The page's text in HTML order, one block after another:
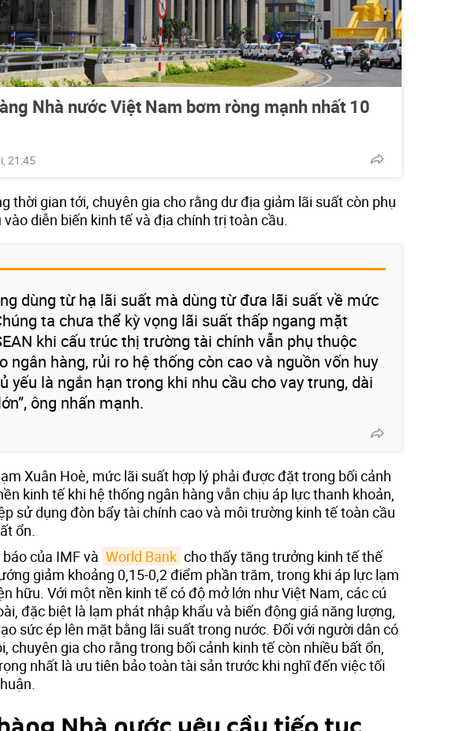
Nhà nước Việt Nam bơm ròng mạnh nhất 10
21:45
thời gian tới, chuyên gia cho rằng dư địa giảm lãi suất còn phụ
diễn biến kinh tế và địa chính trị toàn cầu.
dùng từ hạ lãi suất mà dùng từ đưa lãi suất về mức
ta chưa thể kỳ vọng lãi suất thấp ngang mặt
khi cấu trúc thị trường tài chính vẫn phụ thuộc
ngân hàng, rủi ro hệ thống còn cao và nguồn vốn huy
yếu là ngắn hạn trong khi nhu cầu cho vay trung, dài
ông nhấn mạnh.
Xuân Hoè, mức lãi suất hợp lý phải được đặt trong bối cảnh
kinh tế khi hệ thống ngân hàng vẫn chịu áp lực thanh khoản,
sử dụng đòn bẩy tài chính cao và môi trường kinh tế toàn cầu
ổn.
của IMF và World Bank cho thấy tăng trưởng kinh tế thế
giảm khoảng 0,15-0,2 điểm phần trăm, trong khi áp lực lạm
hữu. Với một nền kinh tế có độ mở lớn như Việt Nam, các cú
đặc biệt là lạm phát nhập khẩu và biến động giá năng lượng,
sức ép lên mặt bằng lãi suất trong nước. Đối với người dân có
chuyên gia cho rằng trong bối cảnh kinh tế còn nhiều bất ổn,
nhất là ưu tiên bảo toàn tài sản trước khi nghĩ đến việc tối